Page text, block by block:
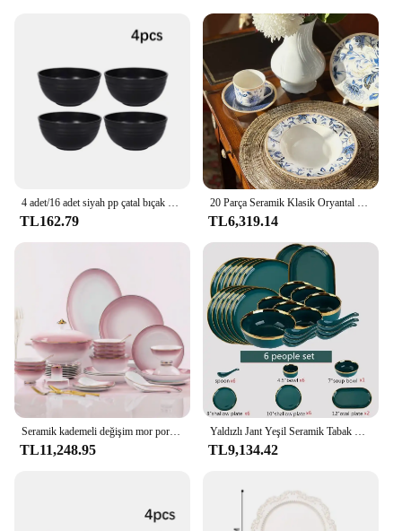
Design and Style: Crafted with intricate designs,
blending tradition with modern aesthetics
Usage and Purpose: Ideal for smoking enthusiasts
who appreciate the ritual of traditional Turkish
smoking
Typical Adaptive Scenario: Perfect for social
gatherings, celebrations, or personal use
Shape or Size or Weight or Quantity: Comes in a
variety of sets, each tailored to suit different
Features:
**Elegant Craftsmanship and Tradition**
The tabak seti is not just a smoking accessory; it's a
piece of art that reflects the rich cultural heritage of
Turkey. Each set is crafted with meticulous attention
to detail, ensuring that the materials used are of the
highest quality. The wood is chosen for its
durability and natural beauty, allowing the set to
age gracefully over time. The design and style of
the tabak seti are a testament to the traditional
Turkish smoking culture, blending old-world charm
with modern functionality.
**Versatility and Convenience**
of Turkish smoking, the tabak seti is designed to
cater to all levels of expertise. The sets come in a
4 adet/16 adet siyah pp çatal bıçak kaşık seti plaka tükürme çanak kase fincan çatal açık kamp parti
TL162.79
20 Parça Seramik Klasik Oryantal Mavi Eleman Kahve Çiçek Sofra Seti Aile Kullanımı ve Akşam Yemeğine Uygun
TL6,319.14
Seramik kademeli değişim mor porselen kase tabak otel ev hediyeler sofra seti
TL11,248.95
Yaldızlı Jant Yeşil Seramik Tabak Biftek Yemek Tabakları Kaseler Ins Yemek Tabağı Lüks Porselen Yemek Takımı Aile Otel Için Set
TL9,134.42